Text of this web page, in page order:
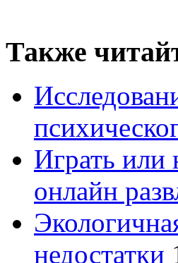
Также
Играть или
онлайн
недостатки